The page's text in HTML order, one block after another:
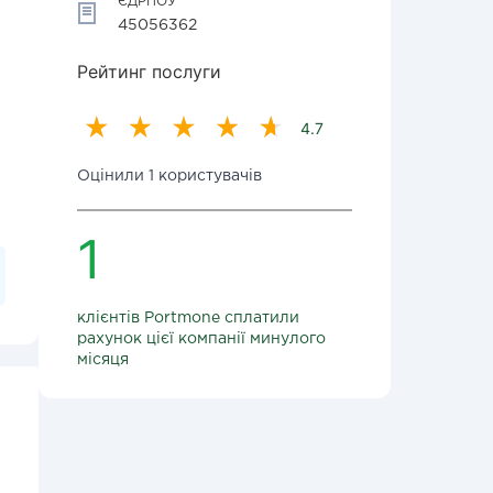
45056362
Рейтинг послуги
4.7
Оцінили 1 користувачів
1
клієнтів Portmone сплатили
рахунок цієї компанії минулого
місяця